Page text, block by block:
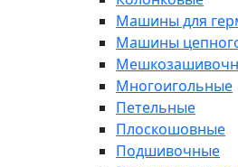
Машины для
Машины
Многоигольные
Петельные
Плоскошовные
Подшивочные